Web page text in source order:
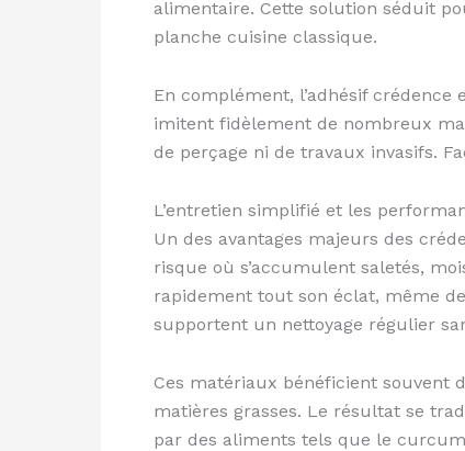
alimentaire. Cette solution séduit
planche cuisine classique.
En complément, l’adhésif
imitent fidèlement de nombreux
de perçage ni de travaux invasifs.
L’entretien simplifié et les
Un des avantages majeurs des
risque où s’accumulent saletés,
rapidement tout son éclat, même
supportent un nettoyage régulier
Ces matériaux bénéficient souvent
matières grasses. Le résultat se
par des aliments tels que le